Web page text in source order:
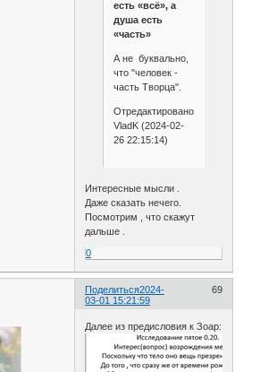
есть «всё», а
душа есть
«часть»
А не буквально,
что "человек -
часть Творца".
Отредактировано
VladK (2024-02-
26 22:15:14)
Интересные мысли .
Даже сказать нечего.
Посмотрим , что скажут
дальше .
0
Поделиться 69
2024-
03-01 15:21:59
Далее из предисловия к Зоар: